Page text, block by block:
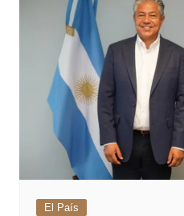
El País